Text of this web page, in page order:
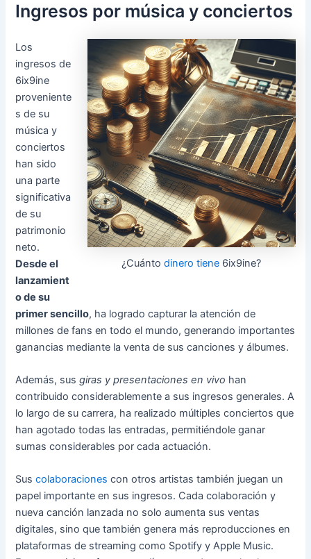
Ingresos por música y conciertos
¿Cuántodinero tiene 6ix9ine?
Los
ingresos de
6ix9ine
proveniente
s de su
música y
conciertos
han sido
una parte
significativa
de su
patrimonio
neto.
Desde el
lanzamient
o de su
primer sencillo, ha logrado capturar la atención de
millones de fans en todo el mundo, generando importantes
ganancias mediante la venta de sus canciones y álbumes.
Además, susgiras y presentaciones en vivo han
contribuido considerablemente a sus ingresos generales. A
lo largo de su carrera, ha realizado múltiples conciertos que
han agotado todas las entradas, permitiéndole ganar
sumas considerables por cada actuación.
Suscolaboraciones con otros artistas también juegan un
papel importante en sus ingresos. Cada colaboración y
nueva canción lanzada no solo aumenta sus ventas
digitales, sino que también genera más reproducciones en
plataformas de streaming como Spotify y Apple Music.